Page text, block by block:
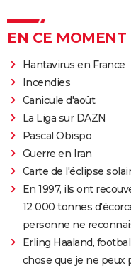
EN CE MOMENT
Hantavirus en France
Incendies
Canicule d'août
La Liga sur DAZN
Pascal Obispo
Guerre en Iran
Carte de l'éclipse
En 1997, ils ont
12 000 tonnes
personne ne
Erling Haaland,
chose que je ne peux